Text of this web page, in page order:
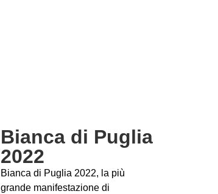
Bianca di Puglia
2022
Bianca di Puglia 2022, la più
grande manifestazione di